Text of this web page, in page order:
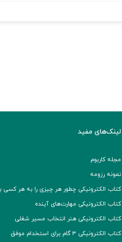
لینک‌های مفید
مجله کاربوم
نمونه رزومه
کتاب الکترونیکی چطور هر چیزی را به هر کسی
کتاب الکترونیکی مهارت‌های آینده
کتاب الکترونیکی هنر انتخاب مسیر شغلی
کتاب الکترونیکی ۳ گام برای استخدام موفق